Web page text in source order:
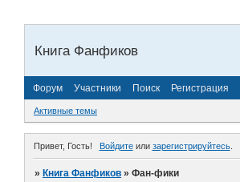
Книга Фанфиков
Форум Участники Поиск Регистрация
Активные темы
Привет, Гость! Войдитеили зарегистрируйтесь.
»Книга Фанфиков »Фан-фики